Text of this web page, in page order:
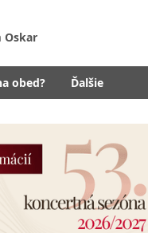
Oskar
obed? Ďalšie